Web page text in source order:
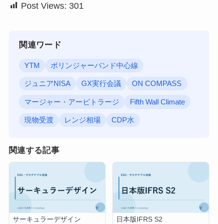
Post Views: 301
関連ワード
YTM ボリンジャーバンド中心線
ジュニアNISA GX実行会議 ON COMPASS
マージャー・アービトラージ Fifth Wall Climate
現物受渡 レンジ相場 CDP水
関連する記事
サーキュラーデザイン 日本版IFRS S2